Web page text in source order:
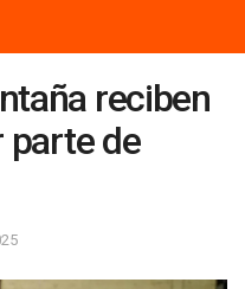
reciben
parte de